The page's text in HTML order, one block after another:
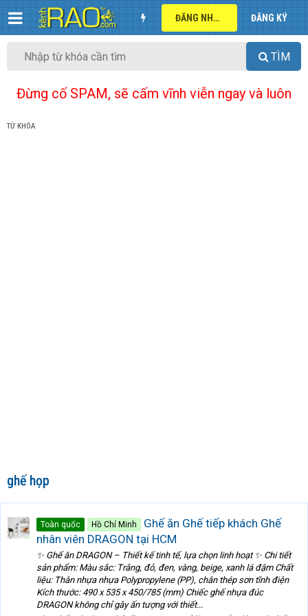
ĐĂNG NHẬP ĐĂNG KÝ
TÌM
Đừng cố SPAM, sẽ cấm vĩnh viễn ngay và luôn
TỪ KHÓA
ghế họp
Toàn quốc Hồ Chí Minh
Ghế ăn Ghế tiếp khách Ghế
nhân viên DRAGON tại HCM
✨ Ghế ăn DRAGON – Thiết kế tinh tế, lựa chọn linh hoạt ✨ Chi tiết
sản phẩm: Màu sắc: Trắng, đỏ, đen, vàng, beige, xanh lá đậm Chất
liệu: Thân nhựa nhựa Polypropylene (PP), chân thép sơn tĩnh điện
Kích thước: 490 x 535 x 450/785 (mm) Chiếc ghế nhựa đúc
DRAGON không chỉ gây ấn tượng với thiết...